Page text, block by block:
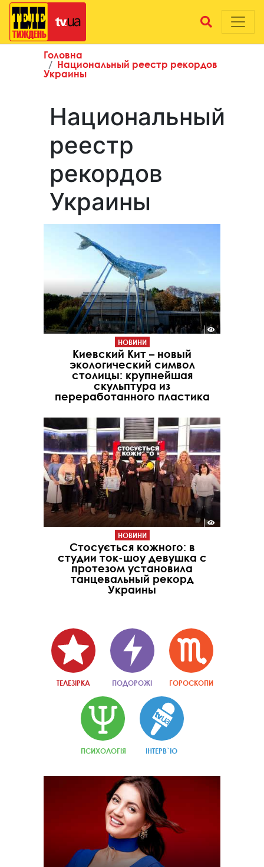
Головна
Национальный реестр рекордов
Украины
Национальный
реестр
рекордов
Украины
НОВИНИ
Киевский Кит – новый
экологический символ
столицы: крупнейшая
скульптура из
переработанного пластика
НОВИНИ
Стосується кожного: в
студии ток-шоу девушка с
протезом установила
танцевальный рекорд
Украины
ТЕЛЕЗІРКА ПОДОРОЖІ ГОРОСКОПИ
ПСИХОЛОГІЯ ІНТЕРВ`Ю